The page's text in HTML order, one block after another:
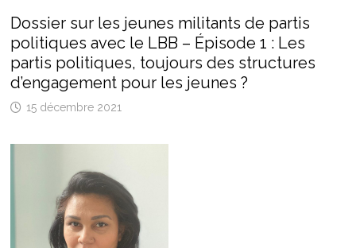
Dossier sur les jeunes militants de partis
politiques avec le LBB – Épisode 1 : Les
partis politiques, toujours des structures
d’engagement pour les jeunes ?
15 décembre 2021